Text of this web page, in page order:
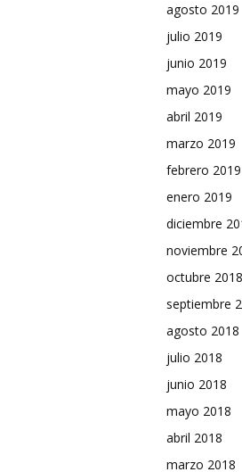
agosto 2019
julio 2019
junio 2019
mayo 2019
abril 2019
marzo 2019
febrero 2019
enero 2019
diciembre
noviembre
octubre 2018
septiembre
agosto 2018
julio 2018
junio 2018
mayo 2018
abril 2018
marzo 2018